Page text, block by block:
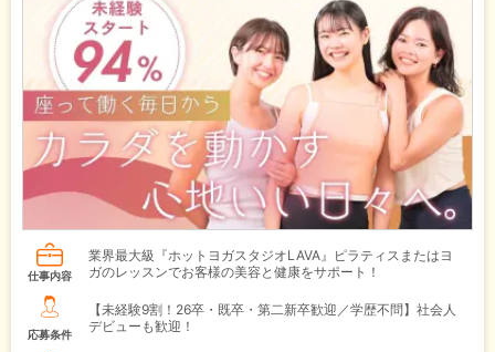
仕事内容
業界最大級『ホットヨガスタジオLAVA』ピラティスまたはヨ
ガのレッスンでお客様の美容と健康をサポート！
応募条件
【未経験9割！26卒・既卒・第二新卒歓迎／学歴不問】社会人
デビューも歓迎！